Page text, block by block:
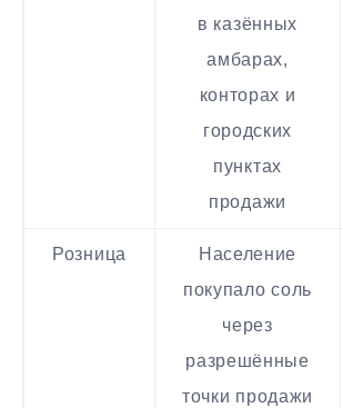
в казённых
амбарах,
конторах и
городских
пунктах
продажи
Розница
Население
покупало соль
через
разрешённые
точки продажи